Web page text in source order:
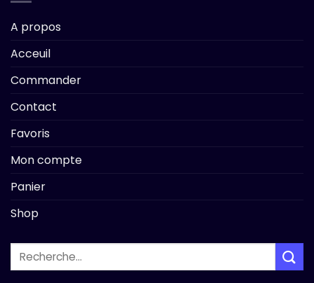
A propos
Acceuil
Commander
Contact
Favoris
Mon compte
Panier
Shop
Recherche
pour :